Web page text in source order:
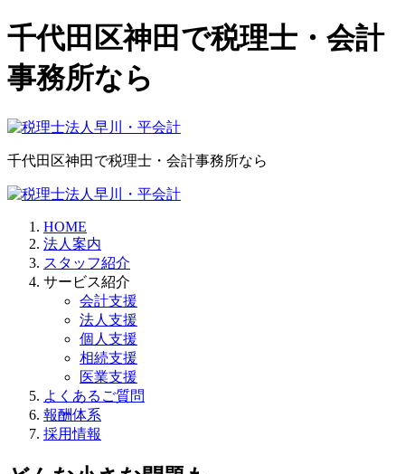
千代田区神田で税理士・会計
事務所なら
千代田区神田で税理士・会計事務所なら
HOME
法人案内
スタッフ紹介
サービス紹介
会計支援
法人支援
個人支援
相続支援
医業支援
よくあるご質問
報酬体系
採用情報